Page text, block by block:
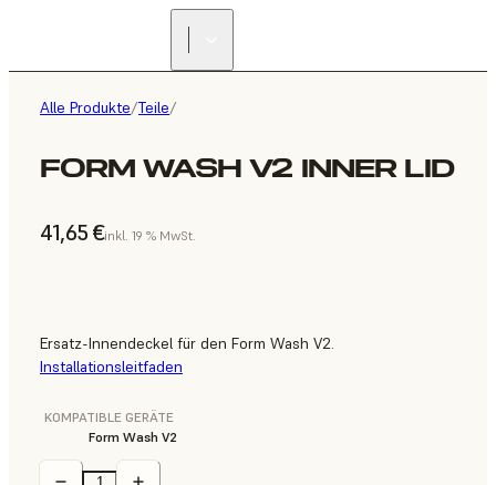
Alle Produkte/Teile/
FORM WASH V2 INNER LID
41,65 €inkl. 19 % MwSt.
Ersatz-Innendeckel für den Form Wash V2.
Installationsleitfaden
KOMPATIBLE GERÄTE
Form Wash V2